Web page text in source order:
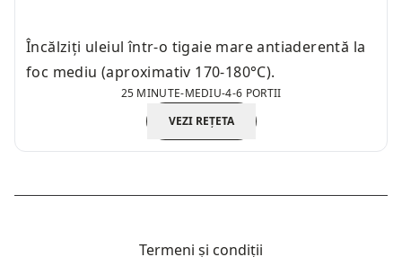
Încălziți uleiul într-o tigaie mare antiaderentă la
foc mediu (aproximativ 170-180°C).
25 MINUTE-MEDIU-4-6 PORTII
VEZI REȚETA
Termeni și condiții